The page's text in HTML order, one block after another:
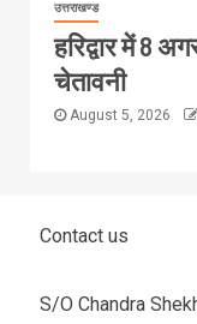
उत्तराखण्ड
हरिद्वार में 8
चेतावनी
August 5, 2026
Contact us
S/O Chandra